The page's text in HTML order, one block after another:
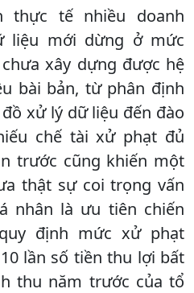
thực tế nhiều doanh
liệu mới dừng ở mức
xây dựng được hệ
bài bản, từ phân định
xử lý dữ liệu đến đào
chế tài xử phạt đủ
trước cũng khiến một
thật sự coi trọng vấn
nhân là ưu tiên chiến
định mức xử phạt
lần số tiền thu lợi bất
thu năm trước của tổ